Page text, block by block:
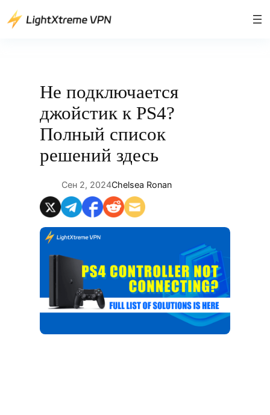
Перейти
Hе подключается
джойстик к PS4?
Полный список
решений здесь
Сен 2, 2024Chelsea Ronan